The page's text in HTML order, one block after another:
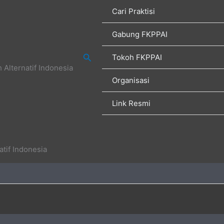
Alternatif Indonesia
Search
Cari Praktisi
Gabung FKPPAI
Tokoh FKPPAI
Organisasi
Link Resmi
Indonesia